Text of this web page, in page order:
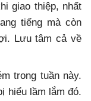
giao thiệp, nhất
tiếng mà còn
Lưu tâm cả về
trong tuần này.
hiểu lầm lắm đó.